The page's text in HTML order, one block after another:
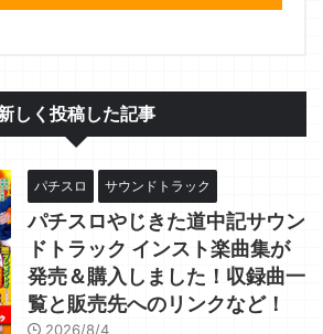
しく投稿した記事
パチスロ サウンドトラック
パチスロやじきた道中記サウン
ドトラック インスト楽曲集が
発売＆購入しました！収録曲一
覧と販売先へのリンクなど！
2026/8/4